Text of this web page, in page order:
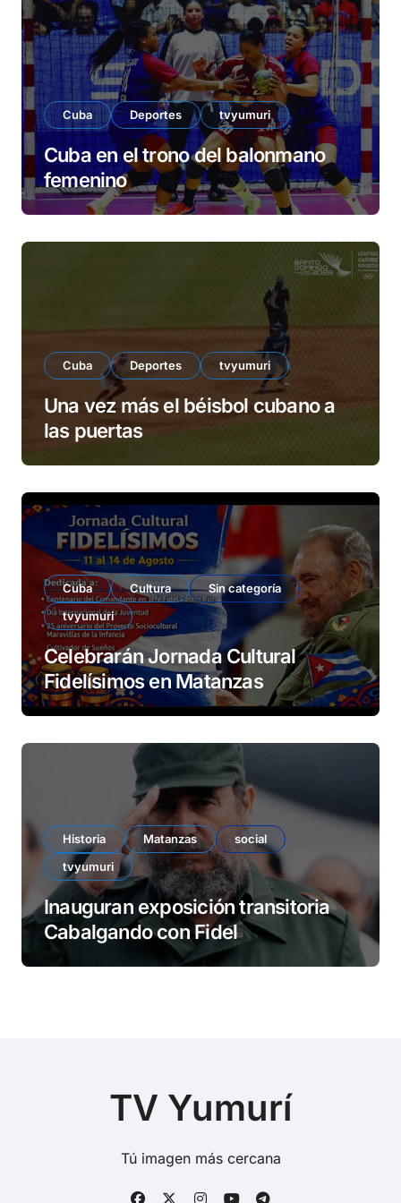
e
o
Cuba Deportes tvyumuri
Cuba en el trono del balonmano
femenino
Cuba Deportes tvyumuri
Una vez más el béisbol cubano a
las puertas
Cuba Cultura
Sin categoría
tvyumuri
Celebrarán Jornada Cultural
Fidelísimos en Matanzas
Historia Matanzas
social
tvyumuri
Inauguran exposición transitoria
Cabalgando con Fidel
TV Yumurí
Tú imagen más cercana